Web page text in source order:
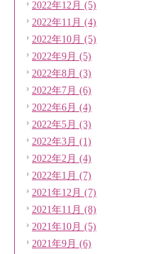
2022年12月 (5)
2022年11月 (4)
2022年10月 (5)
2022年9月 (5)
2022年8月 (3)
2022年7月 (6)
2022年6月 (4)
2022年5月 (3)
2022年3月 (1)
2022年2月 (4)
2022年1月 (7)
2021年12月 (7)
2021年11月 (8)
2021年10月 (5)
2021年9月 (6)